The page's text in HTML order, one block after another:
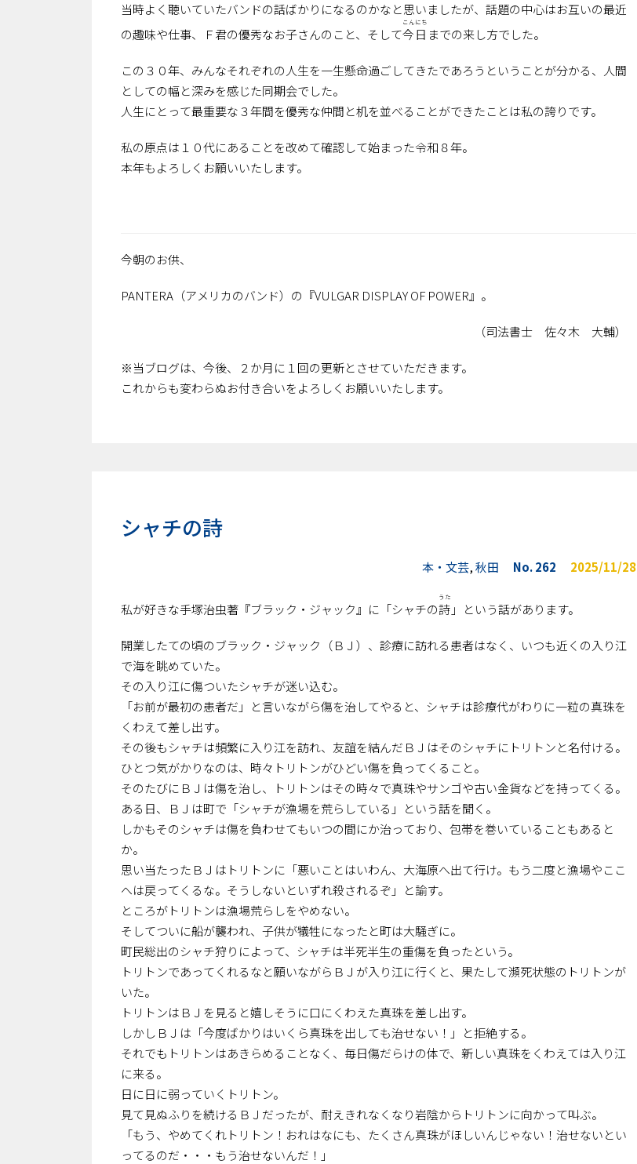
当時よく聴いていたバンドの話ばかりになるのかなと思いましたが、話題の中心はお互いの最近
の趣味や仕事、Ｆ君の優秀なお子さんのこと、そして今日
こんにち
までの来し方でした。
この３０年、みんなそれぞれの人生を一生懸命過ごしてきたであろうということが分かる、人間
としての幅と深みを感じた同期会でした。
人生にとって最重要な３年間を優秀な仲間と机を並べることができたことは私の誇りです。
私の原点は１０代にあることを改めて確認して始まった令和８年。
本年もよろしくお願いいたします。
今朝のお供、
PANTERA（アメリカのバンド）の『VULGAR DISPLAY OF POWER』。
（司法書士 佐々木 大輔）
※当ブログは、今後、２か月に１回の更新とさせていただきます。
これからも変わらぬお付き合いをよろしくお願いいたします。
シャチの詩
本・文芸,秋田 No. 262 2025/11/28
私が好きな手塚治虫著『ブラック・ジャック』に「シャチの詩
うた
」という話があります。
――開業したての頃のブラック・ジャック（ＢＪ）、診療に訪れる患者はなく、いつも近くの入り江
で海を眺めていた。
その入り江に傷ついたシャチが迷い込む。
「お前が最初の患者だ」と言いながら傷を治してやると、シャチは診療代がわりに一粒の真珠を
くわえて差し出す。
その後もシャチは頻繁に入り江を訪れ、友誼を結んだＢＪはそのシャチにトリトンと名付ける。
ひとつ気がかりなのは、時々トリトンがひどい傷を負ってくること。
そのたびにＢＪは傷を治し、トリトンはその時々で真珠やサンゴや古い金貨などを持ってくる。
ある日、ＢＪは町で「シャチが漁場を荒らしている」という話を聞く。
しかもそのシャチは傷を負わせてもいつの間にか治っており、包帯を巻いていることもあると
か。
思い当たったＢＪはトリトンに「悪いことはいわん、大海原へ出て行け。もう二度と漁場やここ
へは戻ってくるな。そうしないといずれ殺されるぞ」と諭す。
ところがトリトンは漁場荒らしをやめない。
そしてついに船が襲われ、子供が犠牲になったと町は大騒ぎに。
町民総出のシャチ狩りによって、シャチは半死半生の重傷を負ったという。
トリトンであってくれるなと願いながらＢＪが入り江に行くと、果たして瀕死状態のトリトンが
いた。
トリトンはＢＪを見ると嬉しそうに口にくわえた真珠を差し出す。
しかしＢＪは「今度ばかりはいくら真珠を出しても治せない！」と拒絶する。
それでもトリトンはあきらめることなく、毎日傷だらけの体で、新しい真珠をくわえては入り江
に来る。
日に日に弱っていくトリトン。
見て見ぬふりを続けるＢＪだったが、耐えきれなくなり岩陰からトリトンに向かって叫ぶ。
「もう、やめてくれトリトン！おれはなにも、たくさん真珠がほしいんじゃない！治せないとい
ってるのだ・・・もう治せないんだ！」